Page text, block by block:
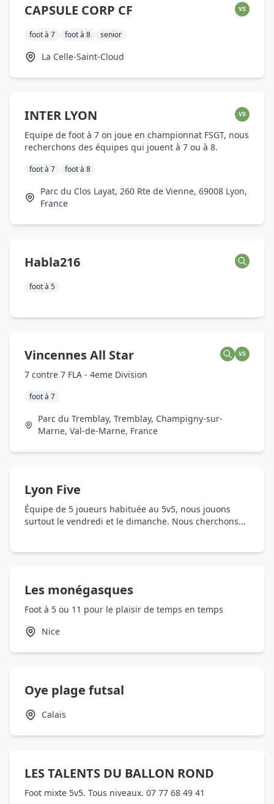
CAPSULE CORP CF VS
foot à 7 foot à 8 senior
La Celle-Saint-Cloud
INTER LYON VS
Equipe de foot à 7 on joue en championnat FSGT, nous
recherchons des équipes qui jouent à 7 ou à 8.
foot à 7 foot à 8
Parc du Clos Layat, 260 Rte de Vienne, 69008 Lyon,
France
Habla216
foot à 5
Vincennes All Star VS
7 contre 7 FLA - 4eme Division
foot à 7
Parc du Tremblay, Tremblay, Champigny-sur-
Marne, Val-de-Marne, France
Lyon Five
Équipe de 5 joueurs habituée au 5v5, nous jouons
surtout le vendredi et le dimanche. Nous cherchons...
Les monégasques
Foot à 5 ou 11 pour le plaisir de temps en temps
Nice
Oye plage futsal
Calais
LES TALENTS DU BALLON ROND
Foot mixte 5v5. Tous niveaux. 07 77 68 49 41